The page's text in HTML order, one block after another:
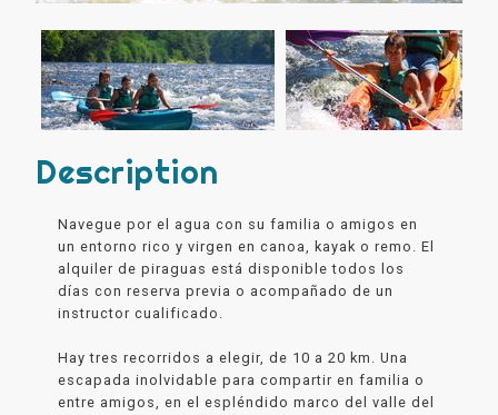
Description
Navegue por el agua con su familia o amigos en
un entorno rico y virgen en canoa, kayak o remo. El
alquiler de piraguas está disponible todos los
días con reserva previa o acompañado de un
instructor cualificado.
Hay tres recorridos a elegir, de 10 a 20 km. Una
escapada inolvidable para compartir en familia o
entre amigos, en el espléndido marco del valle del